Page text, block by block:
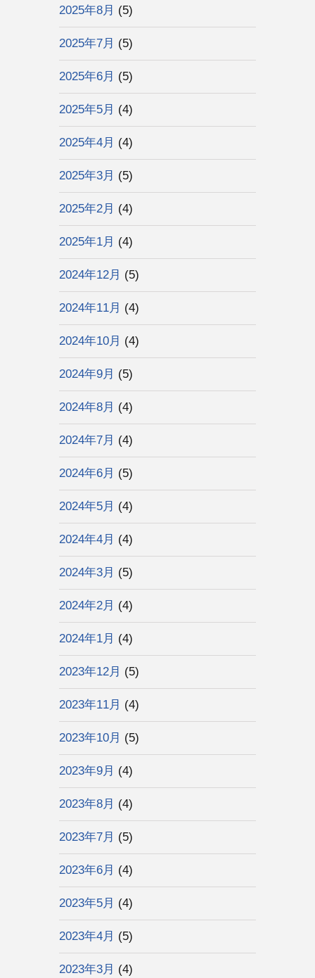
2025年8月 (5)
2025年7月 (5)
2025年6月 (5)
2025年5月 (4)
2025年4月 (4)
2025年3月 (5)
2025年2月 (4)
2025年1月 (4)
2024年12月 (5)
2024年11月 (4)
2024年10月 (4)
2024年9月 (5)
2024年8月 (4)
2024年7月 (4)
2024年6月 (5)
2024年5月 (4)
2024年4月 (4)
2024年3月 (5)
2024年2月 (4)
2024年1月 (4)
2023年12月 (5)
2023年11月 (4)
2023年10月 (5)
2023年9月 (4)
2023年8月 (4)
2023年7月 (5)
2023年6月 (4)
2023年5月 (4)
2023年4月 (5)
2023年3月 (4)